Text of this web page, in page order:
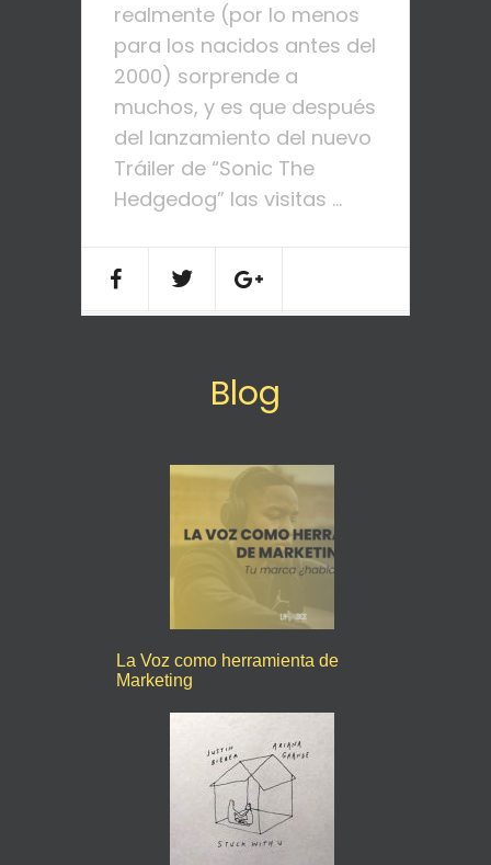
realmente (por lo menos
para los nacidos antes del
2000) sorprende a
muchos, y es que después
del lanzamiento del nuevo
Tráiler de “Sonic The
Hedgedog” las visitas ...
Blog
La Voz como herramienta de
Marketing